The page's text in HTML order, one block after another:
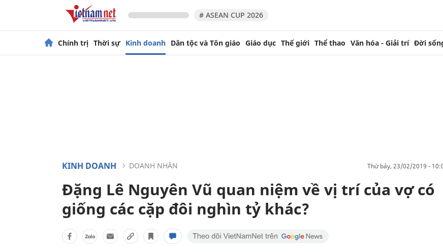
# ASEAN CUP 2026
Chính trị Thời sự Kinh doanh Dân tộc và Tôn giáo Giáo dục Thế giới Thể thao Văn hóa - Giải trí Đời
KINH DOANH DOANH NHÂN thứ bảy, 23/02/2019 -
Đặng Lê Nguyên Vũ quan niệm về vị trí của vợ có
giống các cặp đôi nghìn tỷ khác?